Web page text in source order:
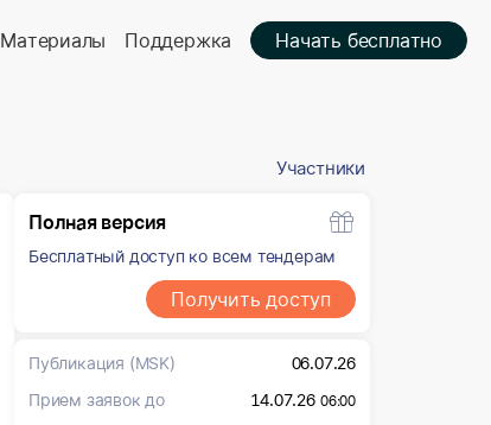
Материалы Поддержка Начать бесплатно
Участники
Полная версия
Бесплатный доступ ко всем тендерам
Получить доступ
Публикация (MSK)
06.07.26
Прием заявок до
14.07.26 06:00